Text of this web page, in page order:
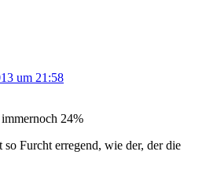
um 21:58
24%
Furcht erregend, wie der, der die